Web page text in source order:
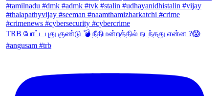
TRB போட்ட புது குண்டு 💣 நீதிமன்றத்தில் நடந்தது என்ன ?😱
#angusam #trb